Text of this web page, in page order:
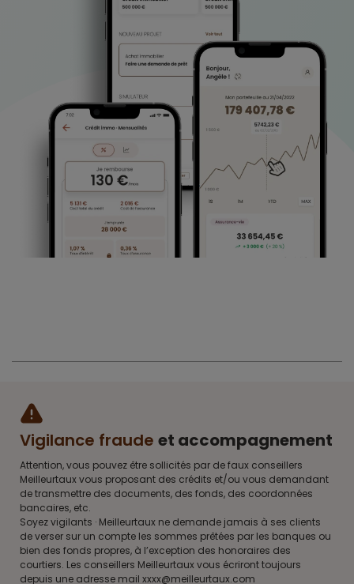
Vigilance fraude et accompagnement
Attention, vous pouvez être sollicités par de faux conseillers
Meilleurtaux vous proposant des crédits et/ou vous demandant
de transmettre des documents, des fonds, des coordonnées
bancaires, etc.
Soyez vigilants · Meilleurtaux ne demande jamais à ses clients
de verser sur un compte les sommes prêtées par les banques ou
bien des fonds propres, à l’exception des honoraires des
courtiers. Les conseillers Meilleurtaux vous écriront toujours
depuis une adresse mail xxxx@meilleurtaux.com